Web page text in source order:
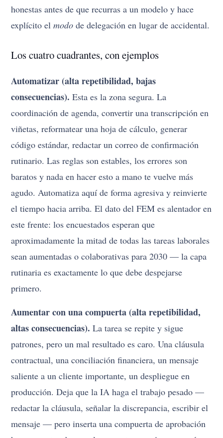
honestas antes de que recurras a un modelo y hace
explícito elmodo de delegación en lugar de accidental.
Los cuatro cuadrantes, con ejemplos
Automatizar (alta repetibilidad, bajas
consecuencias). Esta es la zona segura. La
coordinación de agenda, convertir una transcripción en
viñetas, reformatear una hoja de cálculo, generar
código estándar, redactar un correo de confirmación
rutinario. Las reglas son estables, los errores son
baratos y nada en hacer esto a mano te vuelve más
agudo. Automatiza aquí de forma agresiva y reinvierte
el tiempo hacia arriba. El dato del FEM es alentador en
este frente: los encuestados esperan que
aproximadamente la mitad de todas las tareas laborales
sean aumentadas o colaborativas para 2030 — la capa
rutinaria es exactamente lo que debe despejarse
primero.
Aumentar con una compuerta (alta repetibilidad,
altas consecuencias). La tarea se repite y sigue
patrones, pero un mal resultado es caro. Una cláusula
contractual, una conciliación financiera, un mensaje
saliente a un cliente importante, un despliegue en
producción. Deja que la IA haga el trabajo pesado —
redactar la cláusula, señalar la discrepancia, escribir el
mensaje — pero inserta una compuerta de aprobación